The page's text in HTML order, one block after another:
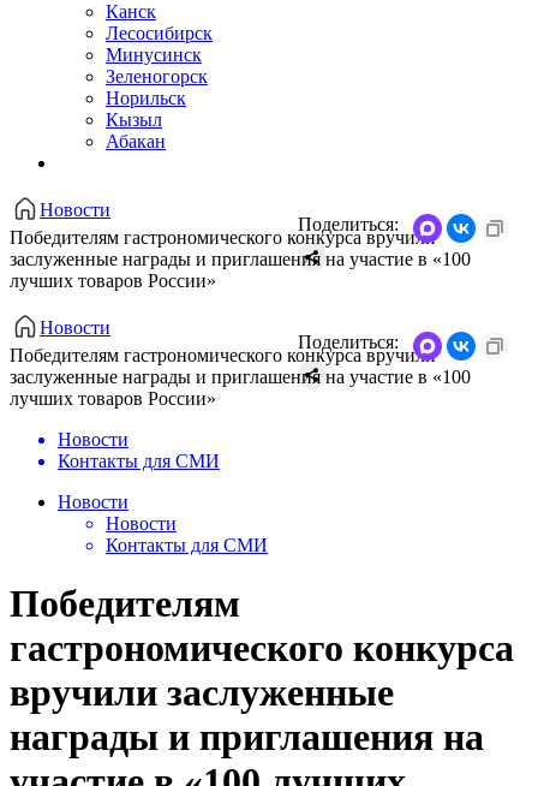
Канск
Лесосибирск
Минусинск
Зеленогорск
Норильск
Кызыл
Абакан
Новости
Победителям гастрономического конкурса вручили
заслуженные награды и приглашения на участие в «100
лучших товаров России»
Поделиться:
Новости
Победителям гастрономического конкурса вручили
заслуженные награды и приглашения на участие в «100
лучших товаров России»
Поделиться:
Новости
Контакты для СМИ
Новости
Новости
Контакты для СМИ
Победителям
гастрономического конкурса
вручили заслуженные
награды и приглашения на